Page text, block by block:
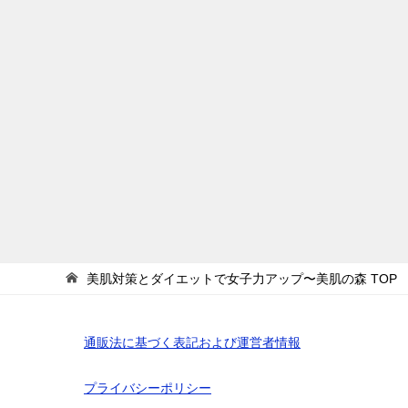
美肌対策とダイエットで女子力アップ〜美肌の森 TOP
通販法に基づく表記および運営者情報
プライバシーポリシー